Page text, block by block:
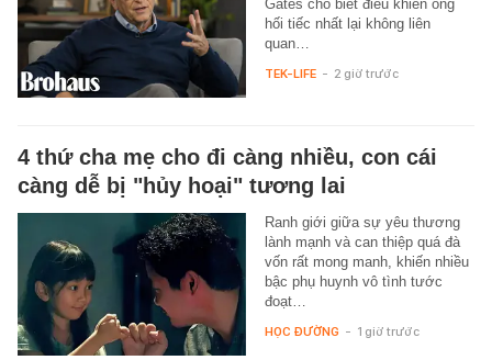
Gates cho biết điều khiến ông
hối tiếc nhất lại không liên
quan…
TEK-LIFE - 2 giờ trước
4 thứ cha mẹ cho đi càng nhiều, con cái
càng dễ bị "hủy hoại" tương lai
Ranh giới giữa sự yêu thương
lành mạnh và can thiệp quá đà
vốn rất mong manh, khiến nhiều
bậc phụ huynh vô tình tước
đoạt…
HỌC ĐƯỜNG - 1 giờ trước